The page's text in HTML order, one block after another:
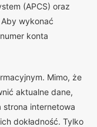
(APCS) oraz
Aby wykonać
konta
Mimo, że
aktualne dane,
internetowa
dokładność. Tylko